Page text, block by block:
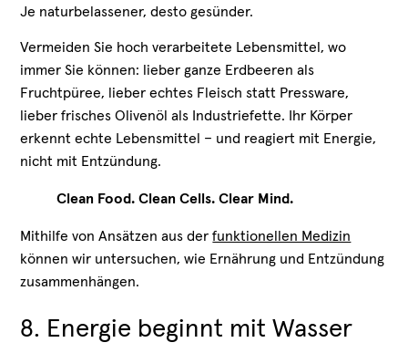
Je naturbelassener, desto gesünder.
Vermeiden Sie hoch verarbeitete Lebensmittel, wo
immer Sie können: lieber ganze Erdbeeren als
Fruchtpüree, lieber echtes Fleisch statt Pressware,
lieber frisches Olivenöl als Industriefette. Ihr Körper
erkennt echte Lebensmittel – und reagiert mit Energie,
nicht mit Entzündung.
Clean Food. Clean Cells. Clear Mind.
Mithilfe von Ansätzen aus derfunktionellen Medizin
können wir untersuchen, wie Ernährung und Entzündung
zusammenhängen.
8. Energie beginnt mit Wasser